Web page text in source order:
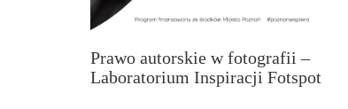
Prawo autorskie w fotografii –
Laboratorium Inspiracji Fotspot